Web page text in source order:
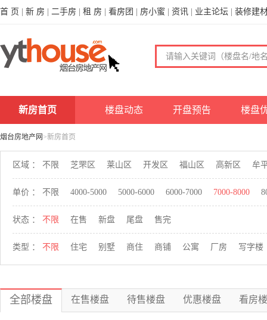
首 页 新 房 二手房 租 房 看房团 房小蜜 资讯 业主论坛 装修建
新房首页 楼盘动态 开盘预告 楼盘
烟台房地产网 >新房首页
区域 ： 不限 芝罘区 莱山区 开发区 福山区 高新区 牟
单价 ： 不限 4000-5000 5000-6000 6000-7000 7000-8000
状态 ： 不限 在售 新盘 尾盘 售完
类型 ： 不限 住宅 别墅 商住 商铺 公寓 厂房 写字楼
全部楼盘 在售楼盘 待售楼盘 优惠楼盘 看房